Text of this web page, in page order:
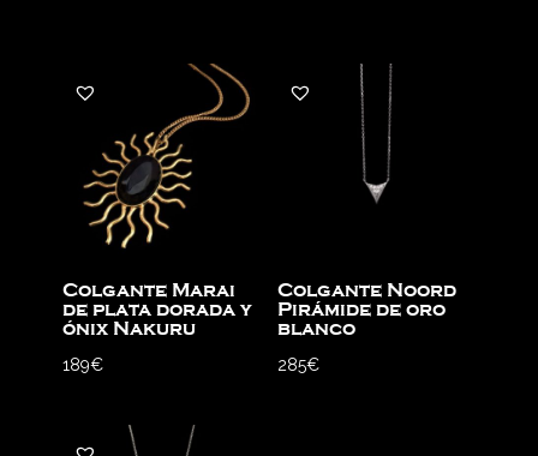
Colgante Marai
de plata dorada y
ónix Nakuru
189€
Colgante Noord
Pirámide de oro
blanco
285€